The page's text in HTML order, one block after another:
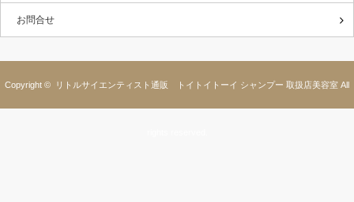
お問合せ
Copyright © リトルサイエンティスト通販 トイトイトーイ シャンプー 取扱店美容室 All